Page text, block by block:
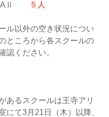
５人
ル以外の空き状況につい
ところから各スクールの
認ください。
あるスクールは王寺アリ
にて3月21日（木）以降、